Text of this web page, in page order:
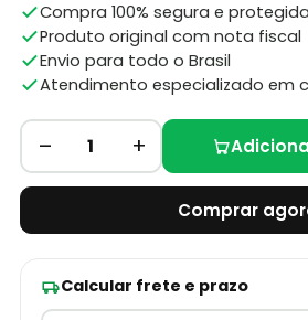
Compra 100% segura e protegida
Produto original com nota fiscal
Envio para todo o Brasil
Atendimento especializado em
– 1 +
Comprar
Calcular frete e prazo